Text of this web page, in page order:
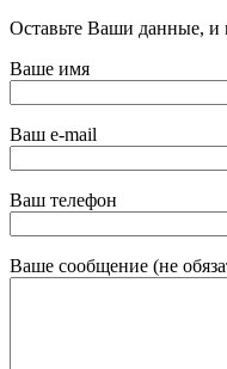
Оставьте Ваши данные,
Ваше имя
Ваш e-mail
Ваш телефон
Ваше сообщение (не